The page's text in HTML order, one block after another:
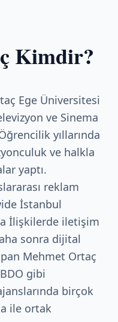
Kimdir?
Ege Üniversitesi
ve Sinema
yıllarında
ve halkla
yaptı.
reklam
İstanbul
İlişkilerde iletişim
sonra dijital
Mehmet Ortaç
gibi
birçok
ile ortak